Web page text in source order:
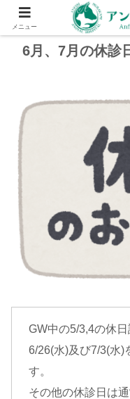
6月、7月の休診
GW中の5/3,4の休日
6/26(水)及び7/3(水)
す。
その他の休診日は
メニュー